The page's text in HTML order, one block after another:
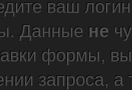
ваш
Данные не
формы,
запроса,